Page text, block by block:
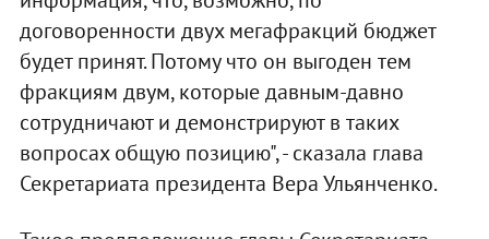
договоренности двух мегафракций бюджет
будет принят. Потому что он выгоден тем
фракциям двум, которые давным-давно
сотрудничают и демонстрируют в таких
вопросах общую позицию", - сказала глава
Секретариата президента Вера Ульянченко.